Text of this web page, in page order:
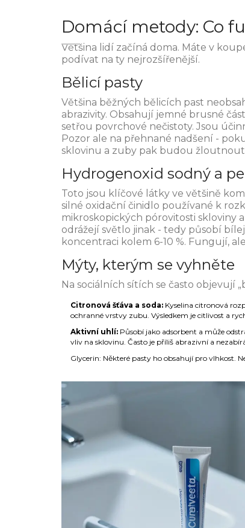
Domácí metody: Co
Většina lidí začíná doma. Máte v
podívat na ty nejrozšířenější.
Bělicí pasty
Většina běžných bělicích past
abrazivity. Obsahují jemné brusné
setřou povrchové nečistoty. Jsou
Pozor ale na přehnané nadšení -
sklovinu a zuby pak budou
Hydrogenoxid sodný a
Toto jsou klíčové látky ve většině
silné oxidační činidlo používané k
mikroskopických pórovitosti skloviny
odrážejí světlo jinak - tedy působí
koncentraci kolem 6-10 %. Fungují,
Mýty, kterým se vyhněte
Na sociálních sítích se často objevují
Citronová šťáva a soda: Kyselina citronová
ochranné vrstvy zubu. Výsledkem je citlivost a
Aktivní uhlí: Působí jako adsorbent a může
vliv na sklovinu. Často je příliš abrazivní a
Glycerin: Některé pasty ho obsahují pro vlhkost.